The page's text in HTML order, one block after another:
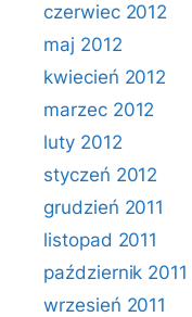
czerwiec 2012
maj 2012
kwiecień 2012
marzec 2012
luty 2012
styczeń 2012
grudzień 2011
listopad 2011
październik 2011
wrzesień 2011